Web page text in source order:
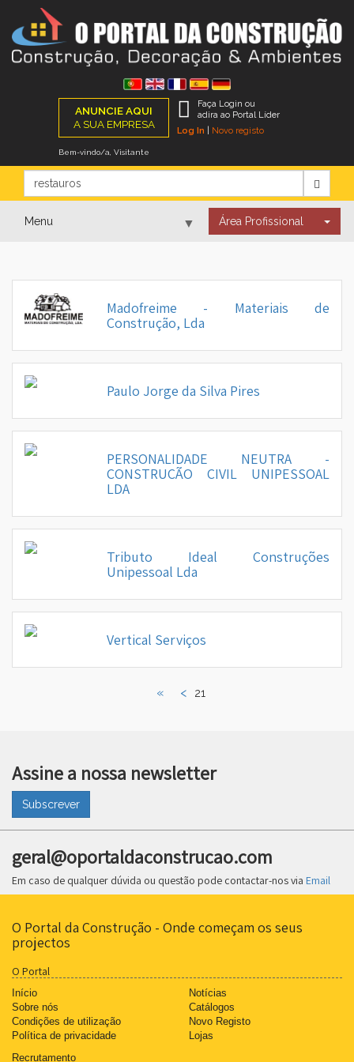
ANUNCIE AQUI
A SUA EMPRESA
Faça Login ou
adira ao Portal Líder
Log In
Novo registo
Bem-vindo/a, Visitante
Menu ▼
▼
▼
Área Profissional
Madofreime - Materiais de
Construção, Lda
Paulo Jorge da Silva Pires
PERSONALIDADE NEUTRA -
CONSTRUÇÃO CIVIL UNIPESSOAL
LDA
Tributo Ideal Construções
Unipessoal Lda
Vertical Serviços
« < 21
Assine a nossa newsletter
Subscrever
geral@oportaldaconstrucao.com
Em caso de qualquer dúvida ou questão pode contactar-nos via Email
O Portal da Construção - Onde começam os seus
projectos
O Portal
Início
Sobre nós
Condições de utilização
Política de privacidade
Notícias
Catálogos
Novo Registo
Lojas
Recrutamento